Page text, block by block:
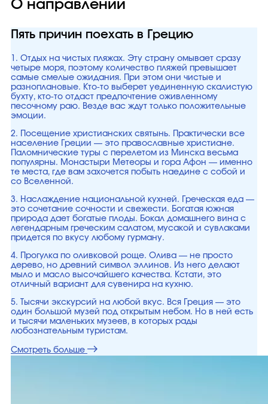
О направлении
Пять причин поехать в Грецию
1. Отдых на чистых пляжах. Эту страну омывает сразу
четыре моря, поэтому количество пляжей превышает
самые смелые ожидания. При этом они чистые и
разноплановые. Кто-то выберет уединенную скалистую
бухту, кто-то отдаст предпочтение оживленному
песочному раю. Везде вас ждут только положительные
эмоции.
2. Посещение христианских святынь. Практически все
население Греции — это православные христиане.
Паломнические туры с перелетом из Минска весьма
популярны. Монастыри Метеоры и гора Афон — именно
те места, где вам захочется побыть наедине с собой и
со Вселенной.
3. Наслаждение национальной кухней. Греческая еда —
это сочетание сочности и свежести. Богатая южная
природа дает богатые плоды. Бокал домашнего вина с
легендарным греческим салатом, мусакой и сувлаками
придется по вкусу любому гурману.
4. Прогулка по оливковой роще. Олива — не просто
дерево, но древний символ эллинов. Из него делают
мыло и масло высочайшего качества. Кстати, это
отличный вариант для сувенира на кухню.
5. Тысячи экскурсий на любой вкус. Вся Греция — это
один большой музей под открытым небом. Но в ней есть
и тысячи маленьких музеев, в которых рады
любознательным туристам.
Смотреть больше